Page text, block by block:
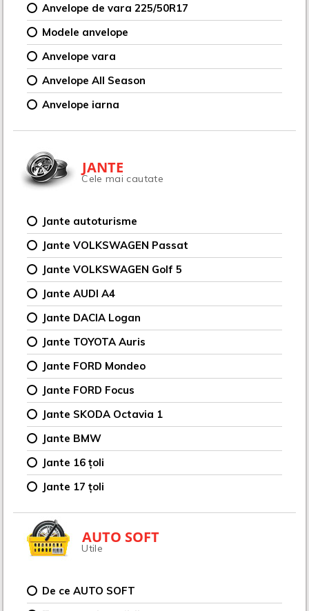
Anvelope de vara 225/50R17
Modele anvelope
Anvelope vara
Anvelope All Season
Anvelope iarna
JANTE
Cele mai cautate
Jante autoturisme
Jante VOLKSWAGEN Passat
Jante VOLKSWAGEN Golf 5
Jante AUDI A4
Jante DACIA Logan
Jante TOYOTA Auris
Jante FORD Mondeo
Jante FORD Focus
Jante SKODA Octavia 1
Jante BMW
Jante 16 țoli
Jante 17 țoli
AUTO SOFT
Utile
De ce AUTO SOFT